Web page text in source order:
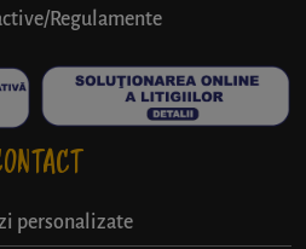
Regulamente
personalizate